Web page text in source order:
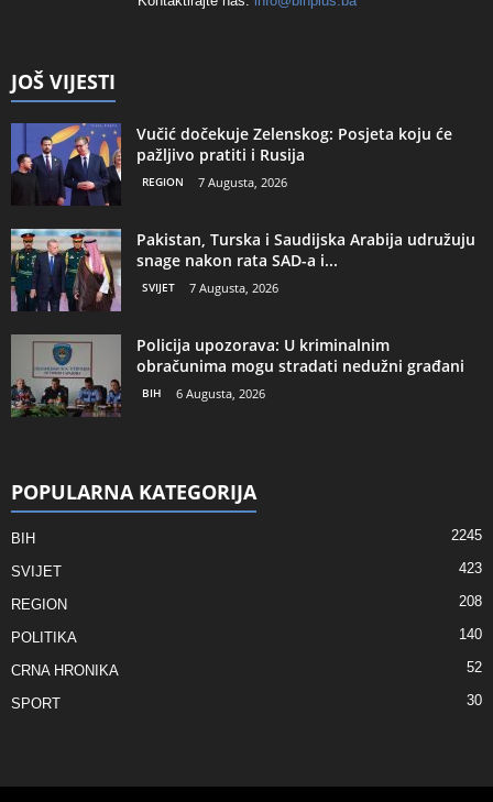
JOŠ VIJESTI
Vučić dočekuje Zelenskog: Posjeta koju će
pažljivo pratiti i Rusija
REGION 7 Augusta, 2026
Pakistan, Turska i Saudijska Arabija udružuju
snage nakon rata SAD-a i...
SVIJET 7 Augusta, 2026
Policija upozorava: U kriminalnim
obračunima mogu stradati nedužni građani
BIH 6 Augusta, 2026
POPULARNA KATEGORIJA
BIH 2245
SVIJET 423
REGION 208
POLITIKA 140
CRNA HRONIKA 52
SPORT 30